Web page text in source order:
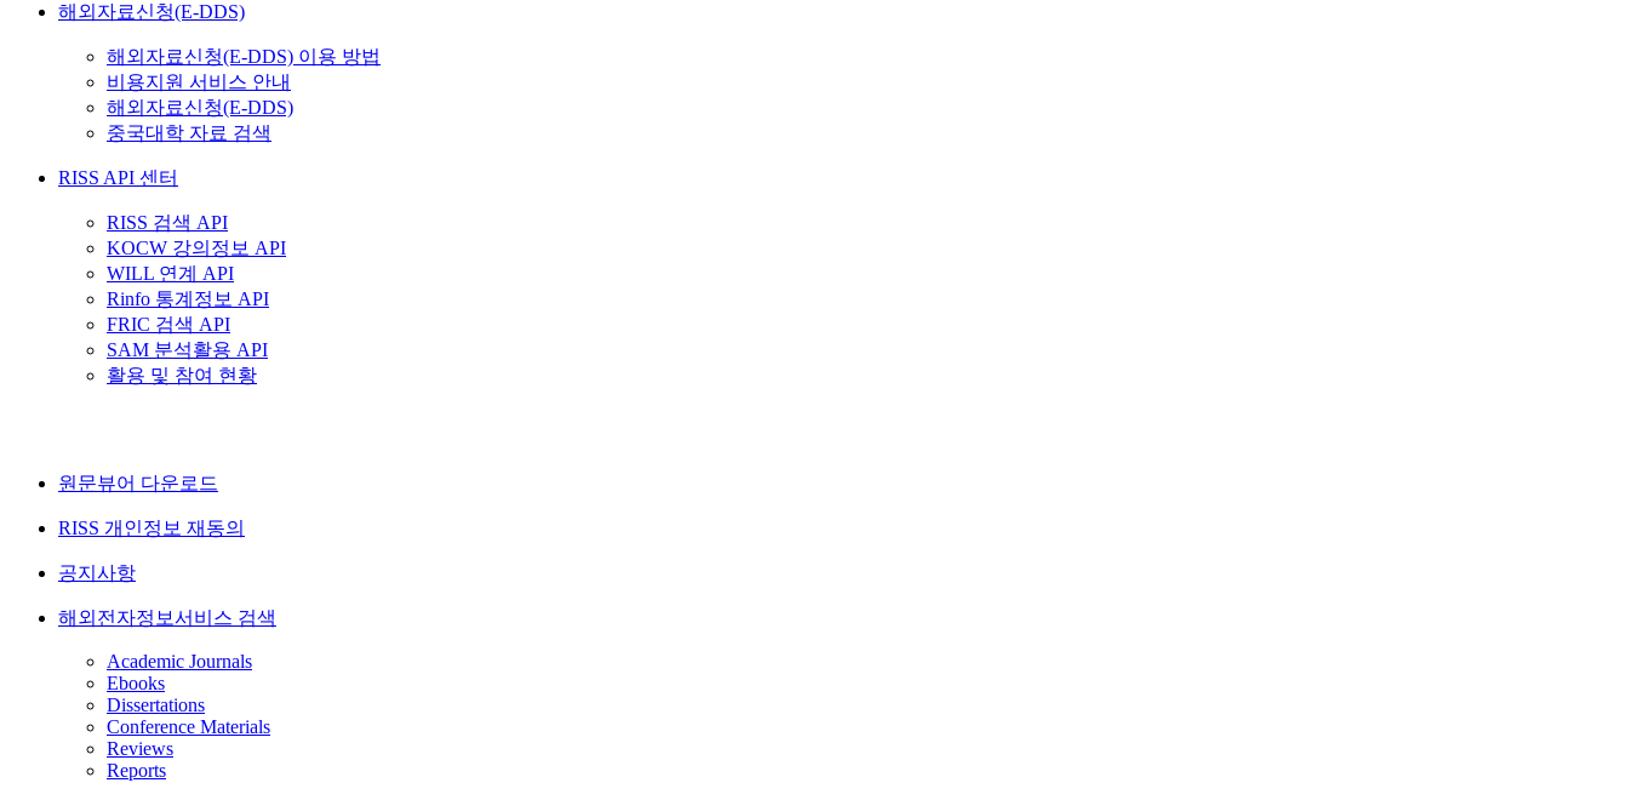
해외자료신청(E-DDS)
해외자료신청(E-DDS) 이용 방법
비용지원 서비스 안내
해외자료신청(E-DDS)
중국대학 자료 검색
RISS API 센터
RISS 검색 API
KOCW 강의정보 API
WILL 연계 API
Rinfo 통계정보 API
FRIC 검색 API
SAM 분석활용 API
활용 및 참여 현황
원문뷰어 다운로드
RISS 개인정보 재동의
공지사항
해외전자정보서비스 검색
Academic Journals
Ebooks
Dissertations
Conference Materials
Reviews
Reports